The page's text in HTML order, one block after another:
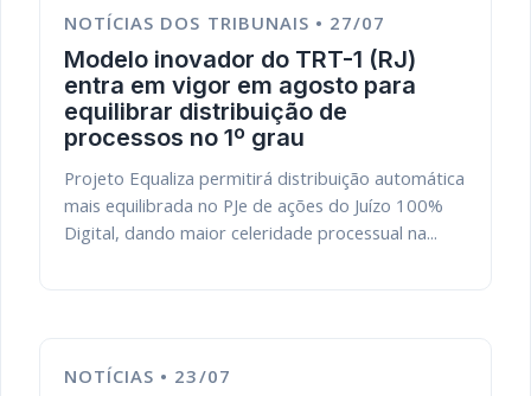
NOTÍCIAS DOS TRIBUNAIS • 27/07
Modelo inovador do TRT-1 (RJ)
entra em vigor em agosto para
equilibrar distribuição de
processos no 1º grau
Projeto Equaliza permitirá distribuição automática
mais equilibrada no PJe de ações do Juízo 100%
Digital, dando maior celeridade processual na...
NOTÍCIAS • 23/07